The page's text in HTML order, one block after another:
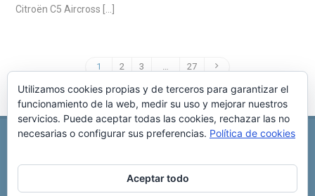
Citroën C5 Aircross […]
1 2 3 … 27
REPARACIÓN CENTRALITA DE COCHE
C/ Virgen del pilar, 6 ,
Copyright © 2025 Reparación Centralita De Coche
Utilizamos cookies propias y de terceros para garantizar el
funcionamiento de la web, medir su uso y mejorar nuestros
servicios. Puede aceptar todas las cookies, rechazar las no
necesarias o configurar sus preferencias. Política de cookies
Aceptar todo